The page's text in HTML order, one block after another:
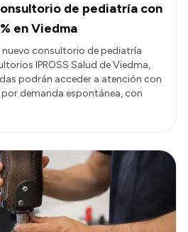
de pediatría con
en Viedma
nuevo consultorio de pediatría
IPROSS Salud de Viedma,
podrán acceder a atención con
demanda espontánea, con